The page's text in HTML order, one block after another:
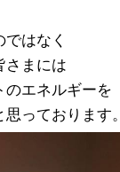
はなく
さまには
のエネルギーを
っております。